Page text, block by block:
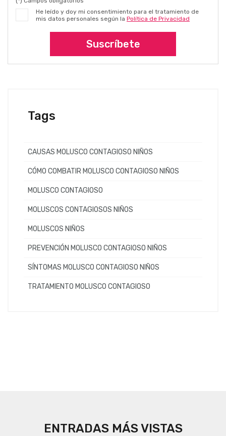
He leído y doy mi consentimiento para el tratamiento de
mis datos personales según la Política de Privacidad
Suscríbete
Tags
CAUSAS MOLUSCO CONTAGIOSO NIÑOS
CÓMO COMBATIR MOLUSCO CONTAGIOSO NIÑOS
MOLUSCO CONTAGIOSO
MOLUSCOS CONTAGIOSOS NIÑOS
MOLUSCOS NIÑOS
PREVENCIÓN MOLUSCO CONTAGIOSO NIÑOS
SÍNTOMAS MOLUSCO CONTAGIOSO NIÑOS
TRATAMIENTO MOLUSCO CONTAGIOSO
ENTRADAS MÁS VISTAS